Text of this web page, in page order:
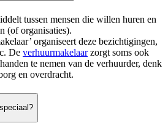
tussen mensen die willen huren en
(of organisaties).
organiseert deze bezichtigingen,
De verhuurmakelaarzorgt soms ook
te nemen van de verhuurder, denk
en overdracht.